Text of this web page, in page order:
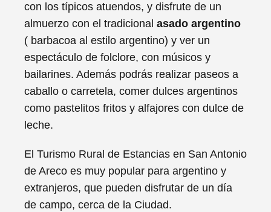
con los típicos atuendos, y disfrute de un
almuerzo con el tradicional asado argentino
( barbacoa al estilo argentino) y ver un
espectáculo de folclore, con músicos y
bailarines. Además podrás realizar paseos a
caballo o carretela, comer dulces argentinos
como pastelitos fritos y alfajores con dulce de
leche.
El Turismo Rural de Estancias en San Antonio
de Areco es muy popular para argentino y
extranjeros, que pueden disfrutar de un día
de campo, cerca de la Ciudad.